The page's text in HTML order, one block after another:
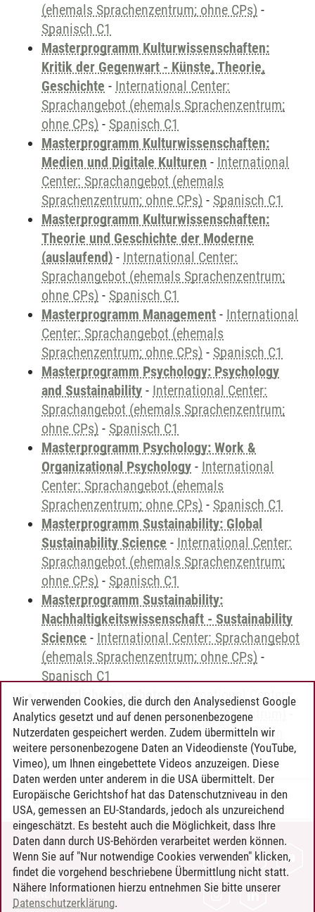
(ehemals Sprachenzentrum; ohne CPs) -
Spanisch C1
Masterprogramm Kulturwissenschaften:
Kritik der Gegenwart - Künste, Theorie,
Geschichte - International Center:
Sprachangebot (ehemals Sprachenzentrum;
ohne CPs) - Spanisch C1
Masterprogramm Kulturwissenschaften:
Medien und Digitale Kulturen - International
Center: Sprachangebot (ehemals
Sprachenzentrum; ohne CPs) - Spanisch C1
Masterprogramm Kulturwissenschaften:
Theorie und Geschichte der Moderne
(auslaufend) - International Center:
Sprachangebot (ehemals Sprachenzentrum;
ohne CPs) - Spanisch C1
Masterprogramm Management - International
Center: Sprachangebot (ehemals
Sprachenzentrum; ohne CPs) - Spanisch C1
Masterprogramm Psychology: Psychology
and Sustainability - International Center:
Sprachangebot (ehemals Sprachenzentrum;
ohne CPs) - Spanisch C1
Masterprogramm Psychology: Work &
Organizational Psychology - International
Center: Sprachangebot (ehemals
Sprachenzentrum; ohne CPs) - Spanisch C1
Masterprogramm Sustainability: Global
Sustainability Science - International Center:
Sprachangebot (ehemals Sprachenzentrum;
ohne CPs) - Spanisch C1
Masterprogramm Sustainability:
Nachhaltigkeitswissenschaft - Sustainability
Science - International Center: Sprachangebot
(ehemals Sprachenzentrum; ohne CPs) -
Spanisch C1
zusätzliche Angebote- International Center:
Sprachangebot (ehemals Sprachenzentrum)
Sprachangebot und Sonderveranstaltungen
Timo Leder/30.06.2024
KONTAKT
LEUPHANA ALS ARBEITGEBER
INTRANET
Wir verwenden Cookies, die durch den Analysedienst Google
Analytics gesetzt und auf denen personenbezogene
Nutzerdaten gespeichert werden. Zudem übermitteln wir
weitere personenbezogene Daten an Videodienste (YouTube,
Vimeo), um Ihnen eingebettete Videos anzuzeigen. Diese
Daten werden unter anderem in die USA übermittelt. Der
Europäische Gerichtshof hat das Datenschutzniveau in den
USA, gemessen an EU-Standards, jedoch als unzureichend
eingeschätzt. Es besteht auch die Möglichkeit, dass Ihre
Daten dann durch US-Behörden verarbeitet werden können.
Wenn Sie auf "Nur notwendige Cookies verwenden" klicken,
findet die vorgehend beschriebene Übermittlung nicht statt.
Nähere Informationen hierzu entnehmen Sie bitte unserer
Datenschutzerklärung.